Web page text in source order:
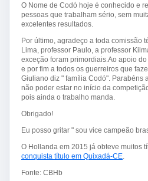
O Nome de Codó hoje é conhecido e
pessoas que trabalham sério, sem
excelentes resultados.
Por último, agradeço a toda comissão
Lima, professor Paulo, a professor
exceção foram primordiais.Ao apoio
e por fim a todos os guerreiros que
Giuliano diz " família Codó". Parabéns
não poder estar no início da
pois ainda o trabalho manda.
Obrigado!
Eu posso gritar " sou vice campeão
O Hollanda em 2015 já obteve muitos
conquista título em Quixadá-CE
Fonte: CBHb